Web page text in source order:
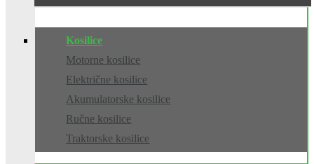
Kosilice
Motorne kosilice
Električne kosilice
Akumulatorske kosilice
Ručne kosilice
Traktorske kosilice